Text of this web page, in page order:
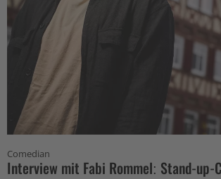
Comedian
Interview mit Fabi Rommel: Stand-up-